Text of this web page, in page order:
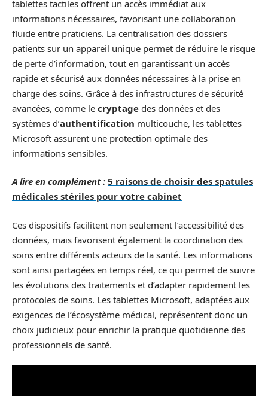
tablettes tactiles offrent un accès immédiat aux
informations nécessaires, favorisant une collaboration
fluide entre praticiens. La centralisation des dossiers
patients sur un appareil unique permet de réduire le risque
de perte d’information, tout en garantissant un accès
rapide et sécurisé aux données nécessaires à la prise en
charge des soins. Grâce à des infrastructures de sécurité
avancées, comme le cryptage des données et des
systèmes d’authentification multicouche, les tablettes
Microsoft assurent une protection optimale des
informations sensibles.
A lire en complément : 5 raisons de choisir des spatules
médicales stériles pour votre cabinet
Ces dispositifs facilitent non seulement l’accessibilité des
données, mais favorisent également la coordination des
soins entre différents acteurs de la santé. Les informations
sont ainsi partagées en temps réel, ce qui permet de suivre
les évolutions des traitements et d’adapter rapidement les
protocoles de soins. Les tablettes Microsoft, adaptées aux
exigences de l’écosystème médical, représentent donc un
choix judicieux pour enrichir la pratique quotidienne des
professionnels de santé.